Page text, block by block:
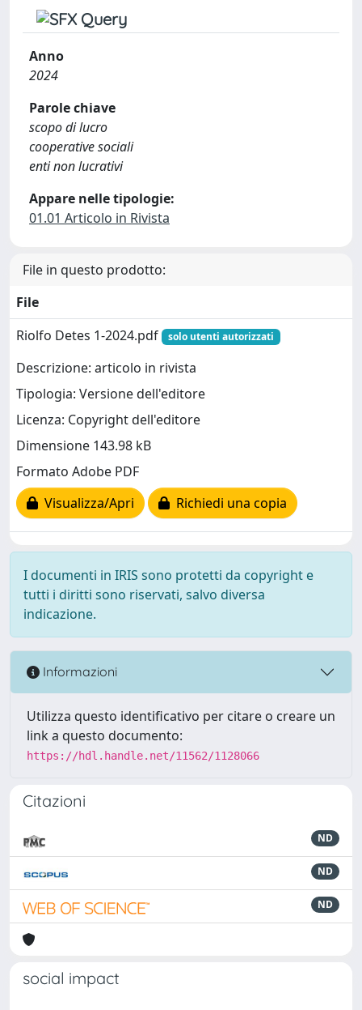
Anno
2024
Parole chiave
scopo di lucro
cooperative sociali
enti non lucrativi
Appare nelle tipologie:
01.01 Articolo in Rivista
File in questo prodotto:
File
Riolfo Detes 1-2024.pdf
solo utenti autorizzati
Descrizione: articolo in rivista
Tipologia: Versione dell'editore
Licenza: Copyright dell'editore
Dimensione 143.98 kB
Formato Adobe PDF
Visualizza/Apri
Richiedi una copia
I documenti in IRIS sono protetti da copyright e
tutti i diritti sono riservati, salvo diversa
indicazione.
Informazioni
Utilizza questo identificativo per citare o creare un
link a questo documento:
https://hdl.handle.net/11562/1128066
Citazioni
ND
ND
ND
social impact